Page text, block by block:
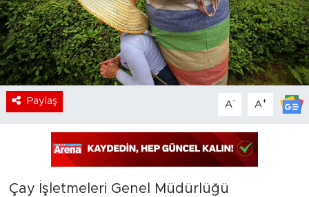
Paylaş A- A+
Çay İşletmeleri Genel Müdürlüğü